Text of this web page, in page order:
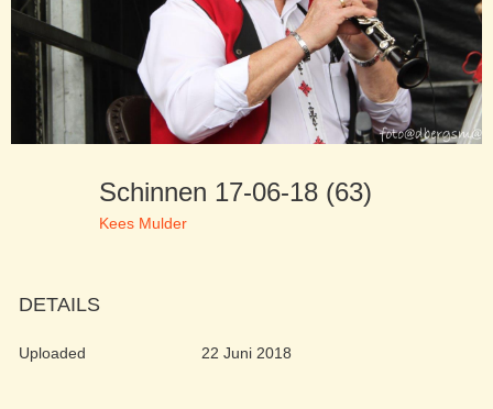
Schinnen 17-06-18 (63)
Kees Mulder
DETAILS
Uploaded 22 Juni 2018